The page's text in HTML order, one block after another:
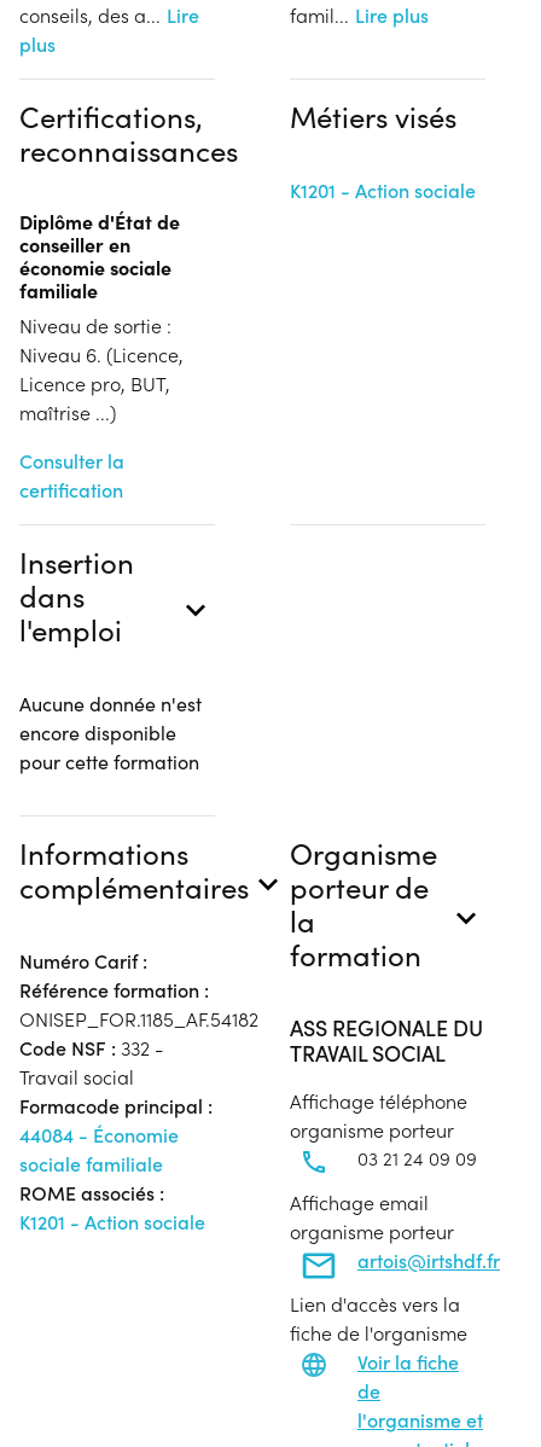
conseils, des a... Lire
plus
famil... Lire plus
Certifications,
reconnaissances
Diplôme d'État de
conseiller en
économie sociale
familiale
Niveau de sortie :
Niveau 6. (Licence,
Licence pro, BUT,
maîtrise ...)
Consulter la
certification
Métiers visés
K1201 - Action sociale
Insertion
dans
l'emploi
Aucune donnée n'est
encore disponible
pour cette formation
Informations
complémentaires
Numéro Carif :
Référence formation :
ONISEP_FOR.1185_AF.54182
Code NSF : 332 -
Travail social
Formacode principal :
44084 - Économie
sociale familiale
ROME associés :
K1201 - Action sociale
Organisme
porteur de
la
formation
ASS REGIONALE DU
TRAVAIL SOCIAL
Affichage téléphone
organisme porteur
03 21 24 09 09
Affichage email
organisme porteur
artois@irtshdf.fr
Lien d'accès vers la
fiche de l'organisme
Voir la fiche
de
l'organisme et